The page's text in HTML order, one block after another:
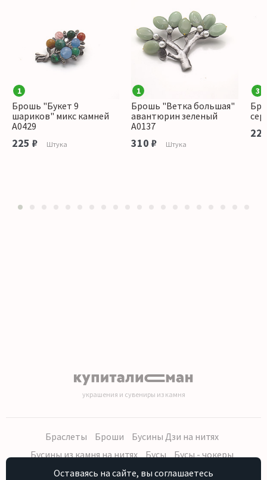
1
Брошь "Букет 9
шариков" микс камней
А0429
225 ₽ Штука
1
Брошь "Ветка большая"
авантюрин зеленый
А0137
310 ₽ Штука
3
украшения и сувениры из камня
Браслеты Броши
Бусины Дзи на нитях
Бусины из камня на нитях
Бусы
Бусы - чокеры
Кольца, серьги
Кулоны Наборы (бусы, браслет, серьги)
Оставаясь на сайте, вы соглашаетесь